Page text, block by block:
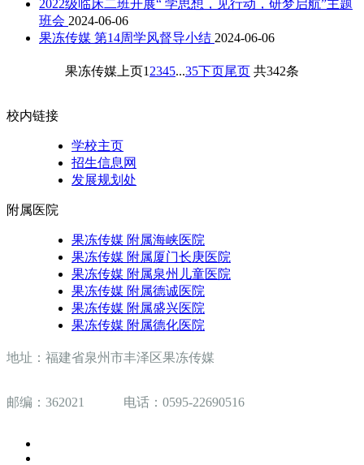
2022级临床二班开展“ 学思想，见行动，研梦启航”主题
班会 2024-06-06
果冻传媒 第14周学风督导小结 2024-06-06
果冻传媒 上页1 2345...35下页尾页 共342条
校内链接
学校主页
招生信息网
发展规划处
附属医院
果冻传媒 附属海峡医院
果冻传媒 附属厦门长庚医院
果冻传媒 附属泉州儿童医院
果冻传媒 附属德诚医院
果冻传媒 附属盛兴医院
果冻传媒 附属德化医院
地址：福建省泉州市丰泽区果冻传媒
邮编：362021 电话：0595-22690516